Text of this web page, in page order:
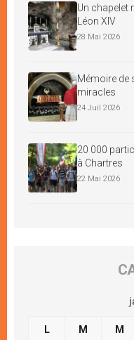
Un chapelet
Léon XIV
28 Mai 2026
Mémoire de
miracles
24 Juil 2026
20 000
à Chartres
22 Mai 2026
L M M